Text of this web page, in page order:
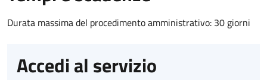
Durata massima del procedimento amministrativo: 30 giorni
Accedi al servizio